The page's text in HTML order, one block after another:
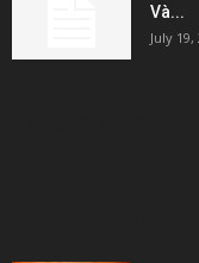
Và...
July 19,